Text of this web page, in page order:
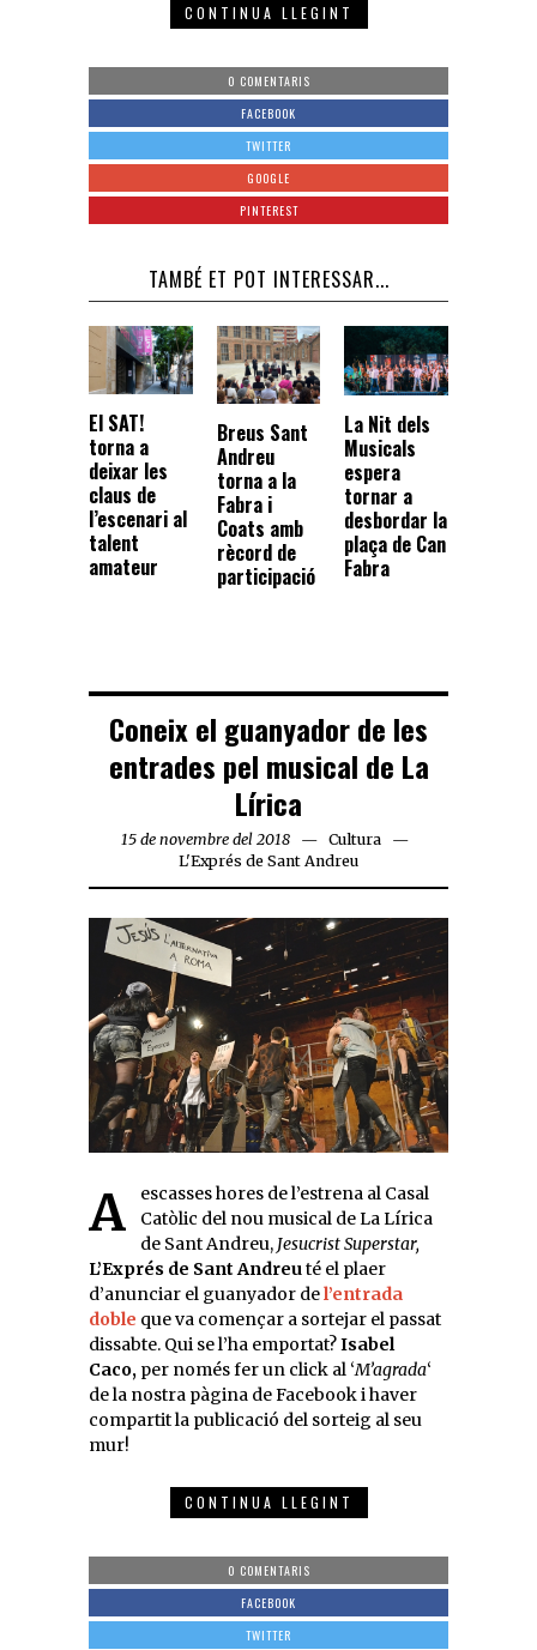
CONTINUA LLEGINT
0 COMENTARIS
FACEBOOK
TWITTER
GOOGLE
PINTEREST
TAMBÉ ET POT INTERESSAR...
El SAT!
torna a
deixar les
claus de
l’escenari al
talent
amateur
Breus Sant
Andreu
torna a la
Fabra i
Coats amb
rècord de
participació
La Nit dels
Musicals
espera
tornar a
desbordar la
plaça de Can
Fabra
Coneix el guanyador de les
entrades pel musical de La
Lírica
15 de novembre del 2018
Cultura
L'Exprés de Sant Andreu
A escasses hores de l’estrena al Casal
Catòlic del nou musical de La Lírica
de Sant Andreu, Jesucrist Superstar,
L’Exprés de Sant Andreuté el plaer
d’anunciar el guanyador del’entrada
doble que va començar a sortejar el passat
dissabte. Qui se l’ha emportat?Isabel
Caco, per només fer un click al ‘M’agrada‘
de la nostra pàgina de Facebook i haver
compartit la publicació del sorteig al seu
mur!
CONTINUA LLEGINT
0 COMENTARIS
FACEBOOK
TWITTER